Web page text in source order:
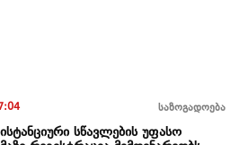
საზოგადოება
სწავლების უფასო